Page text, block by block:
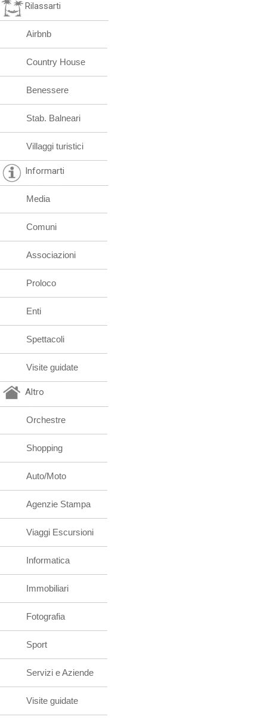
Rilassarti
Airbnb
Country House
Benessere
Stab. Balneari
Villaggi turistici
Informarti
Media
Comuni
Associazioni
Proloco
Enti
Spettacoli
Visite guidate
Altro
Orchestre
Shopping
Auto/Moto
Agenzie Stampa
Viaggi Escursioni
Informatica
Immobiliari
Fotografia
Sport
Servizi e Aziende
Visite guidate